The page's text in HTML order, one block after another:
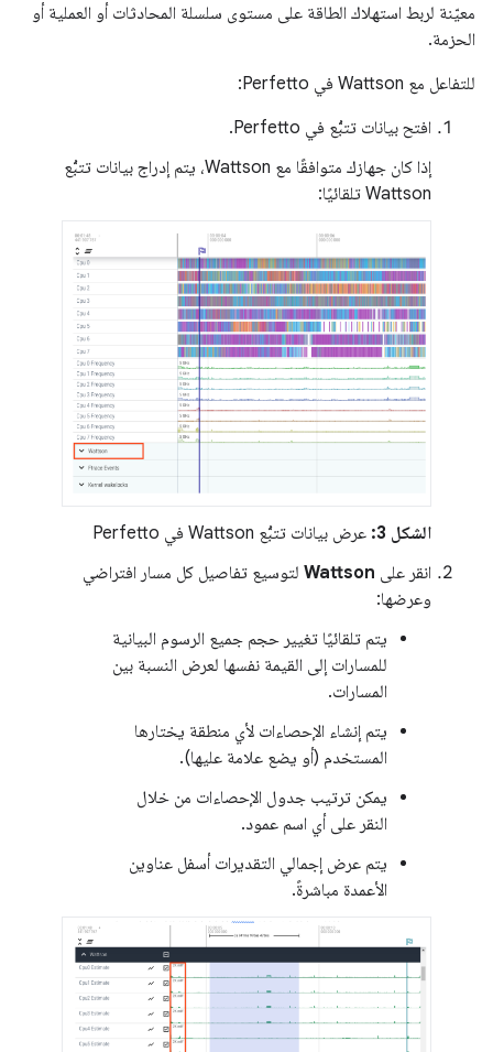
معيّنة لربط استهلاك الطاقة على مستوى سلسلة المحادثات أو العملية أو
الحزمة.
للتفاعل مع Wattson في Perfetto:
افتح بيانات تتبُّع في Perfetto.
إذا كان جهازك متوافقًا مع Wattson، يتم إدراج بيانات تتبُّع
Wattson تلقائيًا:
الشكل 3:
عرض بيانات تتبُّع Wattson في Perfetto
انقر على Wattson لتوسيع تفاصيل كل مسار افتراضي
وعرضها:
يتم تلقائيًا تغيير حجم جميع الرسوم البيانية
للمسارات إلى القيمة نفسها لعرض النسبة بين
المسارات.
يتم إنشاء الإحصاءات لأي منطقة يختارها
المستخدم (أو يضع علامة عليها).
يمكن ترتيب جدول الإحصاءات من خلال
النقر على أي اسم عمود.
يتم عرض إجمالي التقديرات أسفل عناوين
الأعمدة مباشرةً.